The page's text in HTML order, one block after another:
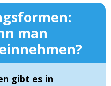
man
gibt es in